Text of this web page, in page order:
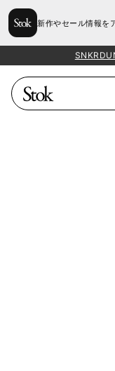
新作やセール情報を